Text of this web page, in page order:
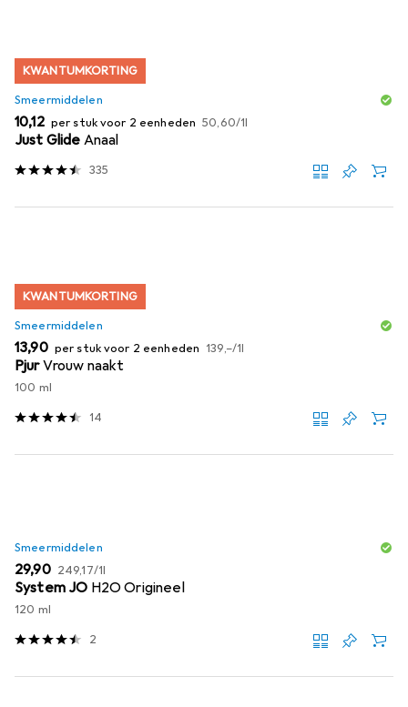
KWANTUMKORTING
Smeermiddelen
EUR
10,12 per stuk voor 2 eenheden EUR
50,60/1l
Just Glide Anaal
335
KWANTUMKORTING
Smeermiddelen
EUR
13,90 per stuk voor 2 eenheden EUR
139,–/1l
PjurVrouw naakt
100 ml
14
Smeermiddelen
EUR
29,90 EUR
249,17/1l
System JO H2O Origineel
120 ml
2